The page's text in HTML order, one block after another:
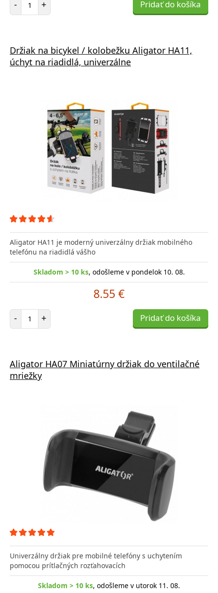
- + Pridať do košíka
Držiak na bicykel / kolobežku Aligator HA11,
úchyt na riadidlá, univerzálne
Aligator HA11 je moderný univerzálny držiak mobilného
telefónu na riadidlá vášho
Skladom > 10 ks, odošleme v pondelok 10. 08.
8.55 €
- Počet položiek
+ Pridať do košíka
Aligator HA07 Miniatúrny držiak do ventilačné
mriežky
Univerzálny držiak pre mobilné telefóny s uchytením
pomocou prítlačných rozťahovacích
Skladom > 10 ks, odošleme v utorok 11. 08.